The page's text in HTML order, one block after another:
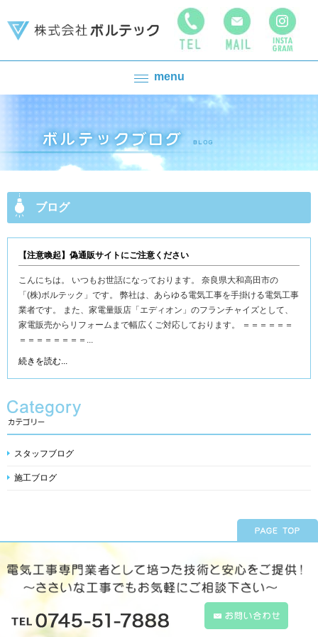
menu
ブログ
【注意喚起】偽通販サイトにご注意ください
こんにちは。 いつもお世話になっております。 奈良県大和高田市の
「(株)ボルテック」です。 弊社は、あらゆる電気工事を手掛ける電気工事
業者です。 また、家電量販店「エディオン」のフランチャイズとして、
家電販売からリフォームまで幅広くご対応しております。 ＝＝＝＝＝＝
＝＝＝＝＝＝＝＝...
続きを読む...
スタッフブログ
施工ブログ